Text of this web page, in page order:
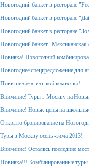
Новогодний банкет в ресторане
Новогодний банкет в ресторане
Новогодний банкет в ресторане
Новогодний банкет
Новинка! Новогодний
Новогоднее спецпредложение для
Повышение агентской комиссии!
Внимание! Туры в Москву на
Внимание! Новые цены на
Открыто бронирование на
Туры в Москву осень -зима 2013!
Внимание! Остались последние
Новинка!!! Комбинированные туры